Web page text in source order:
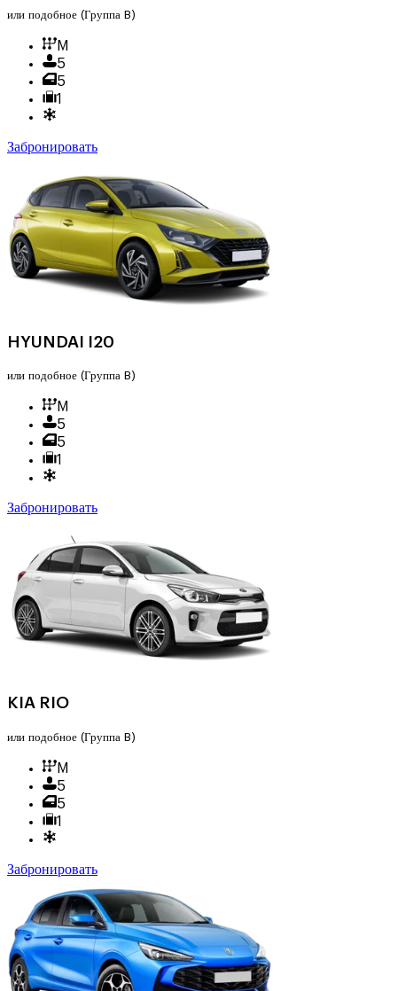
или подобное (Группа B)
M
5
5
1
Забронировать
HYUNDAI I20
или подобное (Группа B)
M
5
5
1
Забронировать
KIA RIO
или подобное (Группа B)
M
5
5
1
Забронировать